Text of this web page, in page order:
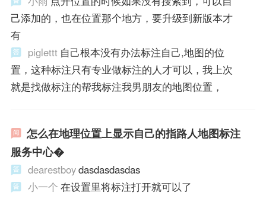
己添加的，也在位置那个地方，要升级到新版本才
有
piglettt 自己根本没有办法标注自己,地图的位
置，这种标注只有专业做标注的人才可以，我上次
就是找做标注的帮我标注我男朋友的地图位置，
怎么在地理位置上显示自己的指路人地图标注
服务中心�
dearestboydasdasdasdas
小一个 在设置里将标注打开就可以了